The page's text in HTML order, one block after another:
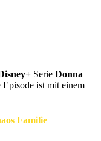
Serie Donna
ist mit einem
Familie